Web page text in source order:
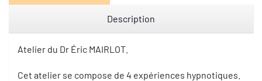
Description
Atelier du Dr Éric MAIRLOT.
Cet atelier se compose de 4 expériences hypnotiques.